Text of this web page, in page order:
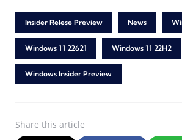
Insider Relese Preview News
Windows 11 22621 Windows 11 22H2
Windows Insider Preview
Share this article